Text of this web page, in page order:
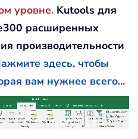
уровне. Kutools для
расширенных
производительности
здесь, чтобы
вам нужнее всего...